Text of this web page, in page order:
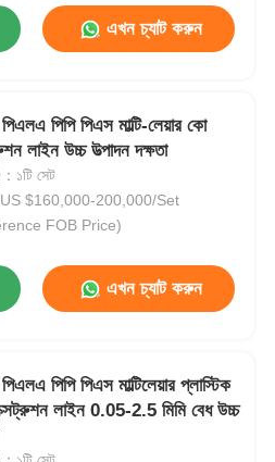
এখন চ্যাট করুন
পিএলএ পিপি পিএস মাল্টি-লেয়ার কো
লাইন উচ্চ উত্পাদন দক্ষতা
১টি সেট
US $160,000-200,000/Set
FOB Price)
এখন চ্যাট করুন
পিপি পিএস মাল্টিলেয়ার প্লাস্টিক
লাইন 0.05-2.5 মিমি বেধ উচ্চ